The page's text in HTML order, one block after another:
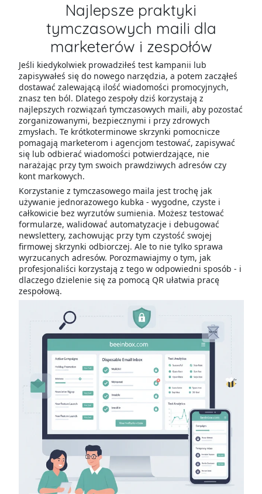
Najlepsze praktyki
tymczasowych maili dla
marketerów i zespołów
Jeśli kiedykolwiek prowadziłeś test kampanii lub
zapisywałeś się do nowego narzędzia, a potem zacząłeś
dostawać zalewającą ilość wiadomości promocyjnych,
znasz ten ból. Dlatego zespoły dziś korzystają z
najlepszych rozwiązań tymczasowych maili, aby pozostać
zorganizowanymi, bezpiecznymi i przy zdrowych
zmysłach. Te krótkoterminowe skrzynki pomocnicze
pomagają marketerom i agencjom testować, zapisywać
się lub odbierać wiadomości potwierdzające, nie
narażając przy tym swoich prawdziwych adresów czy
kont markowych.
Korzystanie z tymczasowego maila jest trochę jak
używanie jednorazowego kubka - wygodne, czyste i
całkowicie bez wyrzutów sumienia. Możesz testować
formularze, walidować automatyzacje i debugować
newslettery, zachowując przy tym czystość swojej
firmowej skrzynki odbiorczej. Ale to nie tylko sprawa
wyrzucanych adresów. Porozmawiajmy o tym, jak
profesjonaliści korzystają z tego w odpowiedni sposób - i
dlaczego dzielenie się za pomocą QR ułatwia pracę
zespołową.